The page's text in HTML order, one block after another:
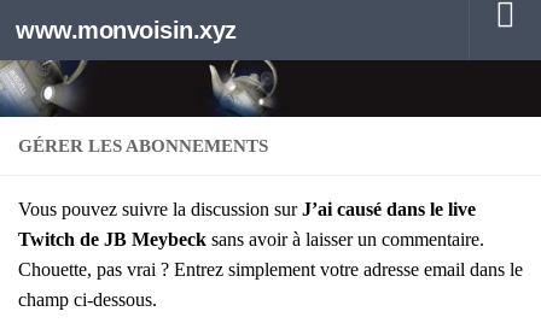
Au dessous du contenu
www.monvoisin.xyz
GÉRER LES ABONNEMENTS
Vous pou­vez suivre la dis­cus­sion surJ’ai cau­sé dans le live
Twitch de JB Mey­beck sans avoir à lais­ser un com­men­taire.
Chouette, pas vrai ? Entrez sim­ple­ment votre adresse email dans le
champ ci-des­sous.